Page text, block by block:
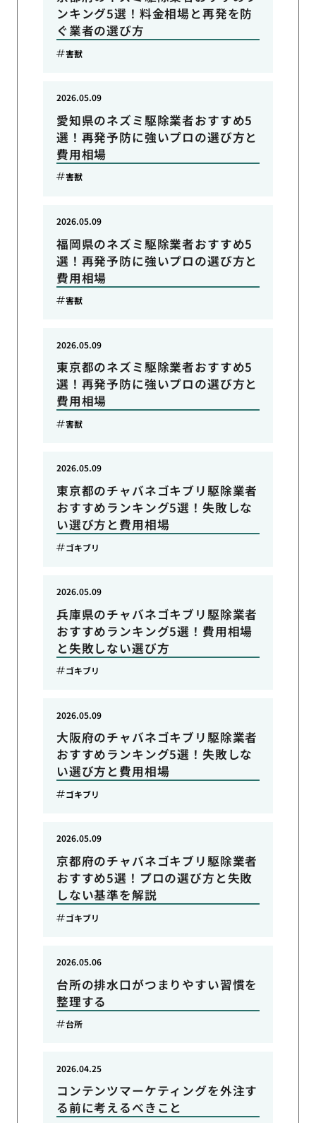
ンキング5選！料金相場と再発を防
ぐ業者の選び方
害獣
愛知県のネズミ駆除業者おすすめ5
選！再発予防に強いプロの選び方と
費用相場
2026.05.09
害獣
福岡県のネズミ駆除業者おすすめ5
選！再発予防に強いプロの選び方と
費用相場
2026.05.09
害獣
東京都のネズミ駆除業者おすすめ5
選！再発予防に強いプロの選び方と
費用相場
2026.05.09
害獣
東京都のチャバネゴキブリ駆除業者
おすすめランキング5選！失敗しな
い選び方と費用相場
2026.05.09
ゴキブリ
兵庫県のチャバネゴキブリ駆除業者
おすすめランキング5選！費用相場
と失敗しない選び方
2026.05.09
ゴキブリ
大阪府のチャバネゴキブリ駆除業者
おすすめランキング5選！失敗しな
い選び方と費用相場
2026.05.09
ゴキブリ
京都府のチャバネゴキブリ駆除業者
おすすめ5選！プロの選び方と失敗
しない基準を解説
2026.05.09
ゴキブリ
台所の排水口がつまりやすい習慣を
整理する
2026.05.06
台所
コンテンツマーケティングを外注す
る前に考えるべきこと
2026.04.25